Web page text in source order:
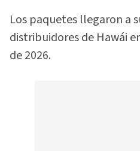
Los paquetes llegaron a
distribuidores de Hawái
de 2026.